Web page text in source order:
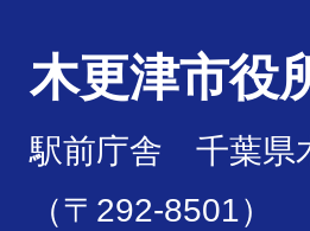
木更津市役
駅前庁舎 千葉県
（〒292-8501）